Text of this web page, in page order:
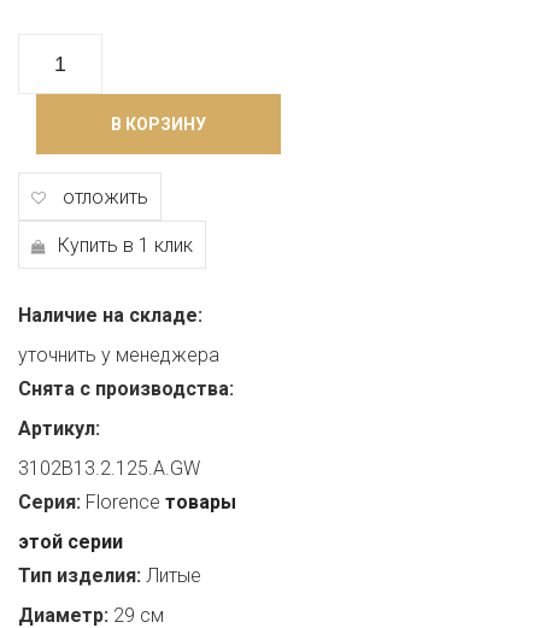
В КОРЗИНУ
отложить
Купить в 1 клик
Наличие на складе:
уточнить у менеджера
Снята с производства:
Артикул:
3102B13.2.125.A.GW
Серия: Florence товары
этой серии
Тип изделия: Литые
Диаметр: 29 см